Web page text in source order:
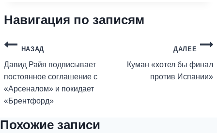
Навигация по записям
НАЗАД
Давид Райя подписывает
постоянное соглашение с
«Арсеналом» и покидает
«Брентфорд»
ДАЛЕЕ
Куман «хотел бы финал
против Испании»
Похожие записи